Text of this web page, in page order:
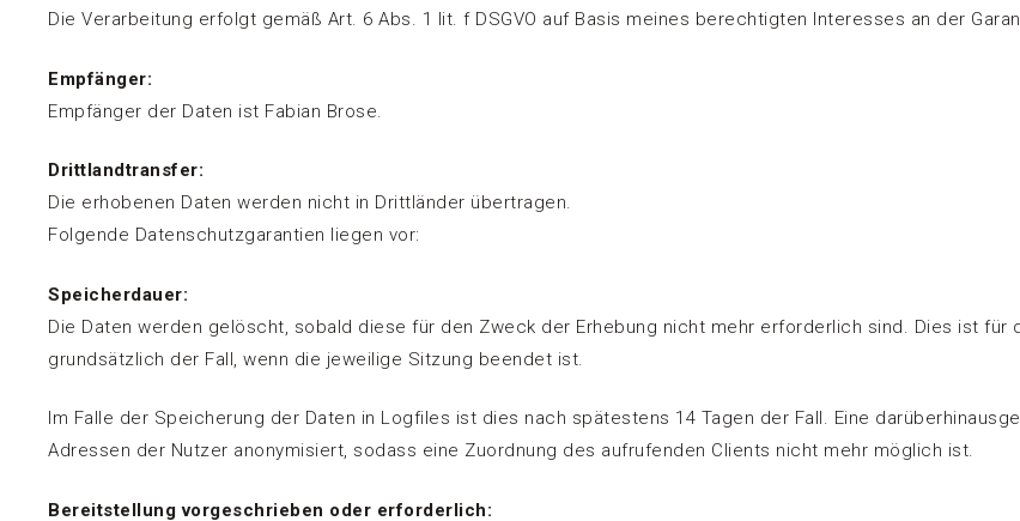
Die Verarbeitung erfolgt gemäß Art. 6 Abs. 1 lit. f DSGVO auf Basis meines berechtigten Interesses an der
Empfänger:
Empfänger der Daten ist Fabian Brose.
Drittlandtransfer:
Die erhobenen Daten werden nicht in Drittländer übertragen.
Folgende Datenschutzgarantien liegen vor:
Speicherdauer:
Die Daten werden gelöscht, sobald diese für den Zweck der Erhebung nicht mehr erforderlich sind. Dies ist für
grundsätzlich der Fall, wenn die jeweilige Sitzung beendet ist.
Im Falle der Speicherung der Daten in Logfiles ist dies nach spätestens 14 Tagen der Fall. Eine
Adressen der Nutzer anonymisiert, sodass eine Zuordnung des aufrufenden Clients nicht mehr möglich ist.
Bereitstellung vorgeschrieben oder erforderlich: